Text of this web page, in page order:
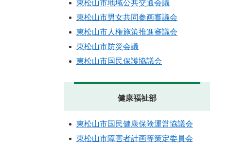
東松山市地域公共交通会議
東松山市男女共同参画審議会
東松山市人権施策推進審議会
東松山市防災会議
東松山市国民保護協議会
健康福祉部
東松山市国民健康保険運営協議会
東松山市障害者計画等策定委員会